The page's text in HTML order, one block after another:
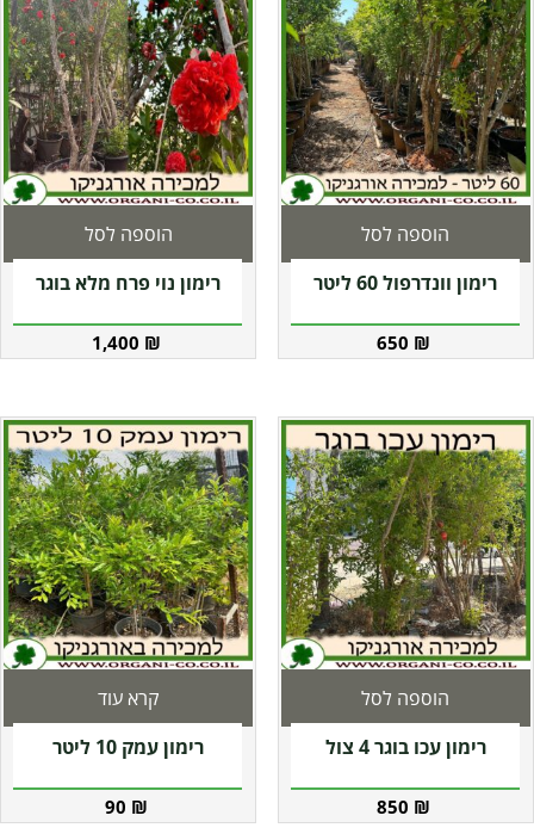
רימון וונדרפול 60 ליטר
650 ₪
הוספה לסל
רימון נוי פרח מלא בוגר
1,400 ₪
הוספה לסל
רימון עכו בוגר 4 צול
850 ₪
הוספה לסל
רימון עמק 10 ליטר
90 ₪
קרא עוד